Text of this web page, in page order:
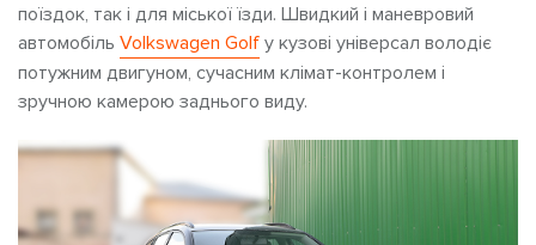
поїздок, так і для міської їзди. Швидкий і маневровий
автомобіль Volkswagen Golf у кузові універсал володіє
потужним двигуном, сучасним клімат-контролем і
зручною камерою заднього виду.